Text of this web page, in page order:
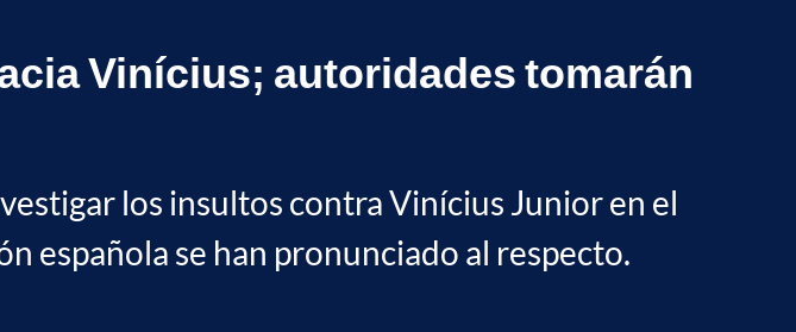
Vinícius; autoridades tomarán
los insultos contra Vinícius Junior en el
española se han pronunciado al respecto.